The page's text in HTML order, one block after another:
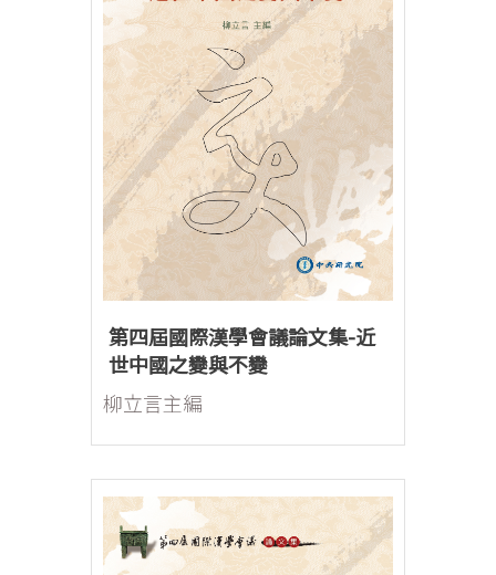
第四屆國際漢學會議論文集-近
世中國之變與不變
柳立言主編